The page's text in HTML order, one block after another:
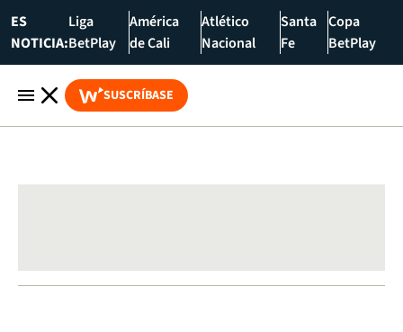
ES
NOTICIA:
Liga
BetPlay
América
de Cali
Atlético
Nacional
Santa
Fe
Copa
BetPlay
SUSCRÍBASE